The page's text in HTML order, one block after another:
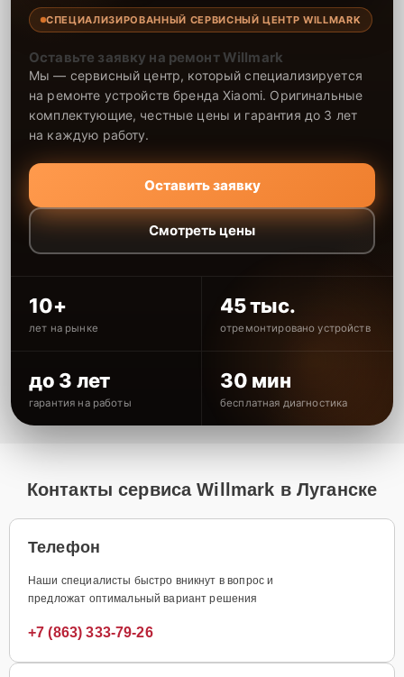
СПЕЦИАЛИЗИРОВАННЫЙ СЕРВИСНЫЙ ЦЕНТР WILLMARK
Оставьте заявку на ремонт Willmark
Мы — сервисный центр, который специализируется
на ремонте устройств бренда Xiaomi. Оригинальные
комплектующие, честные цены и гарантия до 3 лет
на каждую работу.
Оставить заявку
Смотреть цены
10+
лет на рынке
45 тыс.
отремонтировано устройств
до 3 лет
гарантия на работы
30 мин
бесплатная диагностика
Контакты сервиса Willmark в Луганске
Телефон
Наши специалисты быстро вникнут в вопрос и
предложат оптимальный вариант решения
+7 (863) 333-79-26